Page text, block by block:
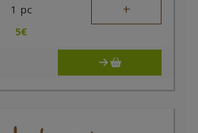
1 pc +
5€